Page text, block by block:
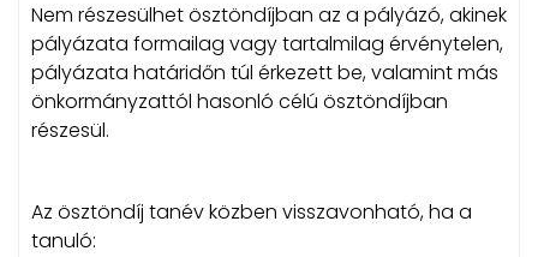
Nem részesülhet ösztöndíjban az a pályázó, akinek
pályázata formailag vagy tartalmilag érvénytelen,
pályázata határidőn túl érkezett be, valamint más
önkormányzattól hasonló célú ösztöndíjban
részesül.
Az ösztöndíj tanév közben visszavonható, ha a
tanuló: